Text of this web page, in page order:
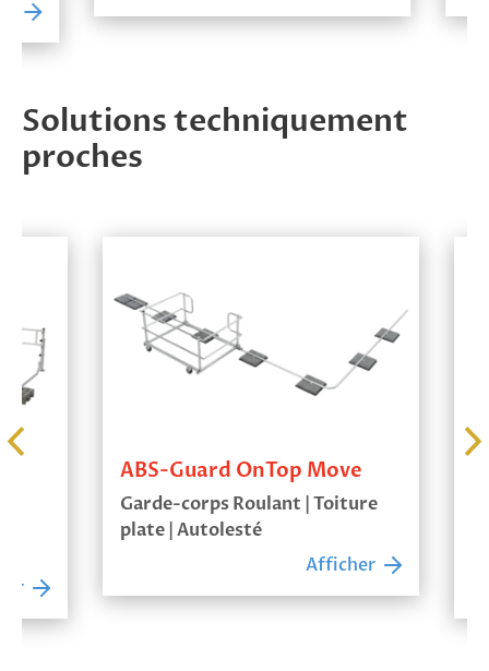
Solutions techniquement
proches
ABS-Guard OnTop Move
Garde-corps Roulant | Toiture
plate | Autolesté
Afficher